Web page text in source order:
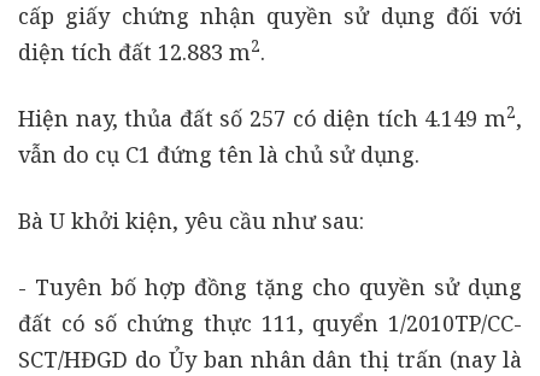
cấp giấy chứng nhận quyền sử dụng đối với
diện tích đất 12.883 m2.
Hiện nay, thủa đất số 257 có diện tích 4.149 m2,
vẫn do cụ C1 đứng tên là chủ sử dụng.
Bà U khởi kiện, yêu cầu như sau:
- Tuyên bố hợp đồng tặng cho quyền sử dụng
đất có số chứng thực 111, quyển 1/2010TP/CC-
SCT/HĐGD do Ủy ban nhân dân thị trấn (nay là